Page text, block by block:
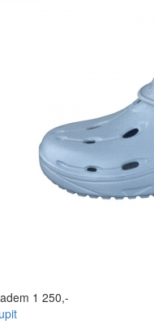
1 250,-